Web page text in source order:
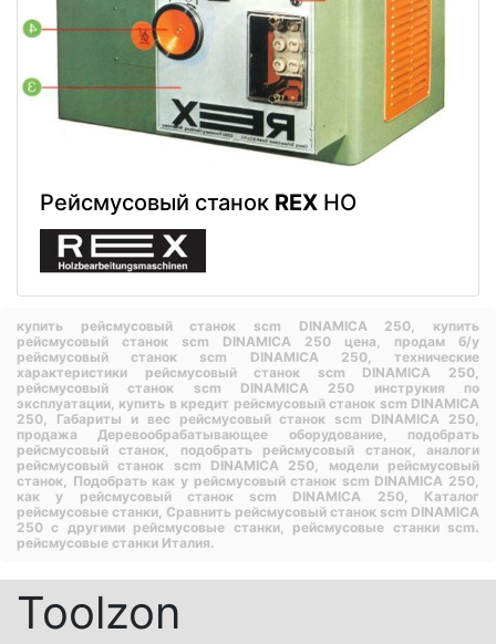
Рейсмусовый станок REX HO
купить рейсмусовый станок scm DINAMICA 250, купить
рейсмусовый станок scm DINAMICA 250 цена, продам б/у
рейсмусовый станок scm DINAMICA 250, технические
характеристики рейсмусовый станок scm DINAMICA 250,
рейсмусовый станок scm DINAMICA 250 инструкия по
эксплуатации, купить в кредит рейсмусовый станок scm DINAMICA
250, Габариты и вес рейсмусовый станок scm DINAMICA 250,
продажа Деревообрабатывающее оборудование, подобрать
рейсмусовый станок, подобрать рейсмусовый станок,аналоги
рейсмусовый станок scm DINAMICA 250, модели рейсмусовый
станок, Подобрать как у рейсмусовый станок scm DINAMICA 250,
как у рейсмусовый станок scm DINAMICA 250, Каталог
рейсмусовые станки, Сравнить рейсмусовый станок scm DINAMICA
250 с другими рейсмусовые станки, рейсмусовые станки scm.
рейсмусовые станки Италия.
Toolzon